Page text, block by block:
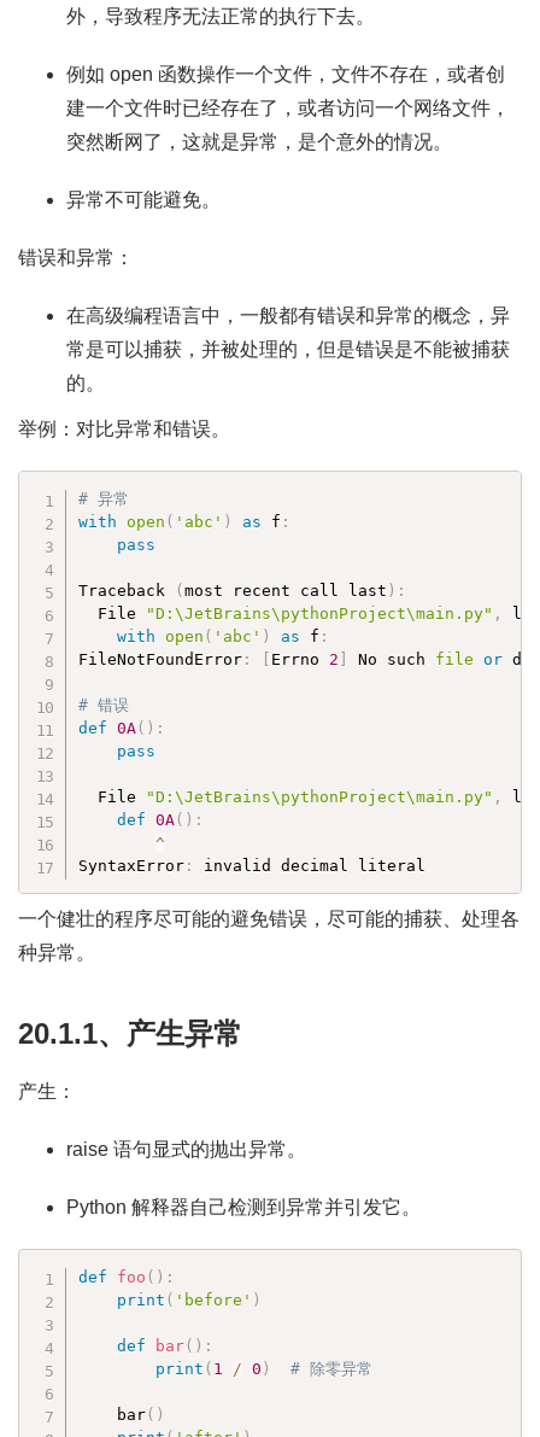
外，导致程序无法正常的执行下去。
例如 open 函数操作一个文件，文件不存在，或者创
建一个文件时已经存在了，或者访问一个网络文件，
突然断网了，这就是异常，是个意外的情况。
异常不可能避免。
错误和异常：
在高级编程语言中，一般都有错误和异常的概念，异
常是可以捕获，并被处理的，但是错误是不能被捕获
的。
举例：对比异常和错误。
# 异常
with
open ( 'abc' ) as f :
pass
Traceback (most recent call last ) :
  File
"D:\JetBrains\pythonProject\main.py" ,
with
open ( 'abc' ) as f :
FileNotFoundError : Errno 2 No such file or
# 错误
def
0A ( ) :
pass
  File
"D:\JetBrains\pythonProject\main.py" ,
def
0A ( ) :
^
SyntaxError : invalid decimal literal
一个健壮的程序尽可能的避免错误，尽可能的捕获、处理各
种异常。
20.1.1、产生异常
产生：
raise 语句显式的抛出异常。
Python 解释器自己检测到异常并引发它。
def foo ( ) :
print ( 'before' )
def bar( ) :
print ( 1 / 0 ) # 除零异常
    bar
( )